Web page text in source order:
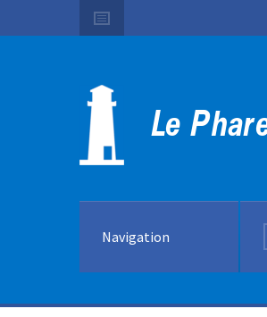
Navigation